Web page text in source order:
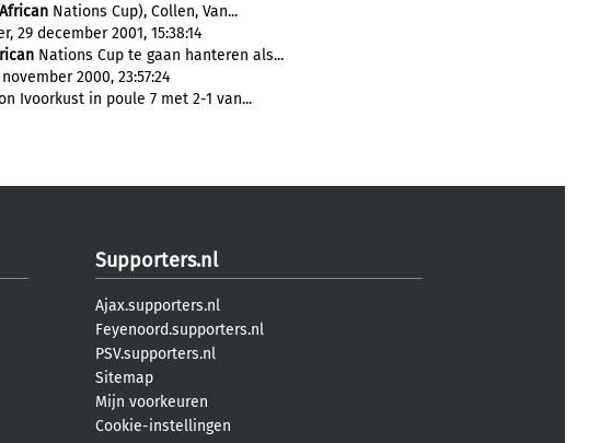
African Nations Cup), Collen, Van...
29 december 2001, 15:38:14
Nations Cup te gaan hanteren als...
2000, 23:57:24
Ivoorkust in poule 7 met 2-1 van...
Supporters.nl
Ajax.supporters.nl
Feyenoord.supporters.nl
PSV.supporters.nl
Sitemap
Mijn voorkeuren
Cookie-instellingen